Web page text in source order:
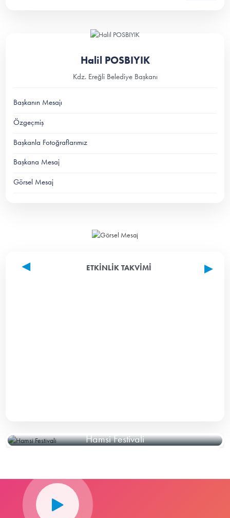
Halil POSBIYIK
Kdz. Ereğli Belediye Başkanı
Başkanın Mesajı
Özgeçmiş
Başkanla Fotoğraflarımız
Başkana Mesaj
Görsel Mesaj
ETKINLIK TAKVIMI
Hamsi Festivali